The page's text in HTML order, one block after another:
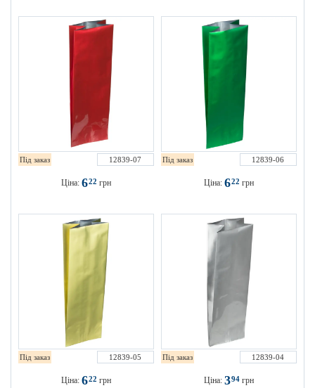
Під заказ 12839-07
Ціна: 622 грн
Під заказ 12839-06
Ціна: 622 грн
Під заказ 12839-05
Ціна: 622 грн
Під заказ 12839-04
Ціна: 394 грн